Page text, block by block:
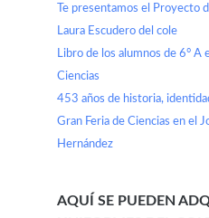
Te presentamos el Proyecto
Laura Escudero del cole
Libro de los alumnos de 6° A
Ciencias
453 años de historia,
Gran Feria de Ciencias en el
Hernández
AQUÍ SE PUEDEN